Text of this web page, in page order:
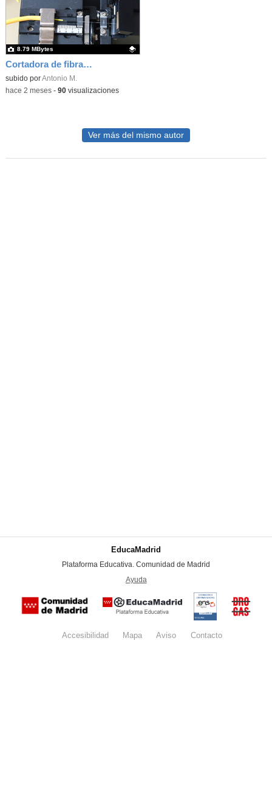
Cortadora de fibra óptica
Contenido educativo.
subido porAntonio M.
8.79 MBytes
-hace 2 meses- 90visualizaciones
Ver más del mismo autor
EducaMadrid
Plataforma Educativa. Comunidad de Madrid
Ayuda
Certificación
conformidad
con el
Nacional de
Seguridad
del
Accesibilidad Mapa Aviso legalContacto